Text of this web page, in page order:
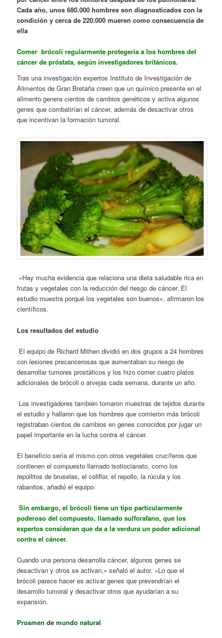
Cada año, unos 680.000 hombres son diagnosticados con la
condición y cerca de 220.000 mueren como consecuencia de
ella
Comer brócoli regularmente protegería a los hombres del
cáncer de próstata, según investigadores británicos.
Tras una investigación expertos Instituto de Investigación de
Alimentos de Gran Bretaña creen que un químico presente en el
alimento genera cientos de cambios genéticos y activa algunos
genes que combatirían el cáncer, además de desactivar otros
que incentivan la formación tumoral.
«Hay mucha evidencia que relaciona una dieta saludable rica en
frutas y vegetales con la reducción del riesgo de cáncer. El
estudio muestra porqué los vegetales son buenos», afirmaron los
científicos.
Los resultados del estudio
El equipo de Richard Mithen dividió en dos grupos a 24 hombres
con lesiones precancerosas que aumentaban su riesgo de
desarrollar tumores prostáticos y los hizo comer cuatro platos
adicionales de brócoli o arvejas cada semana, durante un año.
Los investigadores también tomaron muestras de tejidos durante
el estudio y hallaron que los hombres que comieron más brócoli
registraban cientos de cambios en genes conocidos por jugar un
papel importante en la lucha contra el cáncer.
El beneficio sería el mismo con otros vegetales crucíferos que
contienen el compuesto llamado isotiocianato, como los
repollitos de bruselas, el coliflor, el repollo, la rúcula y los
rabanitos, añadió el equipo.
Sin embargo, el brócoli tiene un tipo particularmente
poderoso del compuesto, llamado sulforafano, que los
expertos consideran que da a la verdura un poder adicional
contra el cáncer.
Cuando una persona desarrolla cáncer, algunos genes se
desactivan y otros se activan,» señaló el autor. «Lo que el
brócoli parece hacer es activar genes que prevendrían el
desarrollo tumoral y desactivar otros que ayudarían a su
expansión.
Prosmen de mundo natural